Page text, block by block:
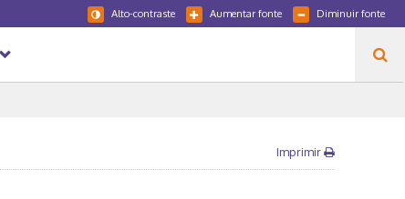
Diminuir fonte
Aumentar fonte
Alto-contraste
Imprimir